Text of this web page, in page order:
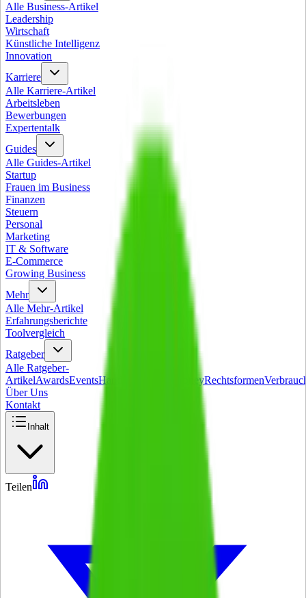
Alle Business-Artikel
Leadership
Wirtschaft
Künstliche Intelligenz
Innovation
Karriere
Alle Karriere-Artikel
Arbeitsleben
Bewerbungen
Expertentalk
Guides
Alle Guides-Artikel
Startup
Frauen im Business
Finanzen
Steuern
Personal
Marketing
IT & Software
E-Commerce
Growing Business
Mehr
Alle Mehr-Artikel
Erfahrungsberichte
Toolvergleich
Ratgeber
Alle Ratgeber-
ArtikelAwardsEventsHandel MoneyRechtsformen
Über Uns
Kontakt
Inhalt
Teilen